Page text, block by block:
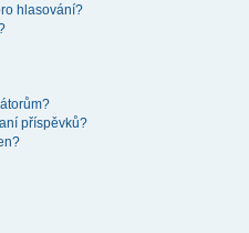
hlasování?
příspěvků?